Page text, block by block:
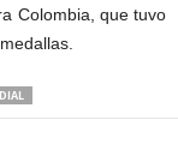
Colombia, que tuvo